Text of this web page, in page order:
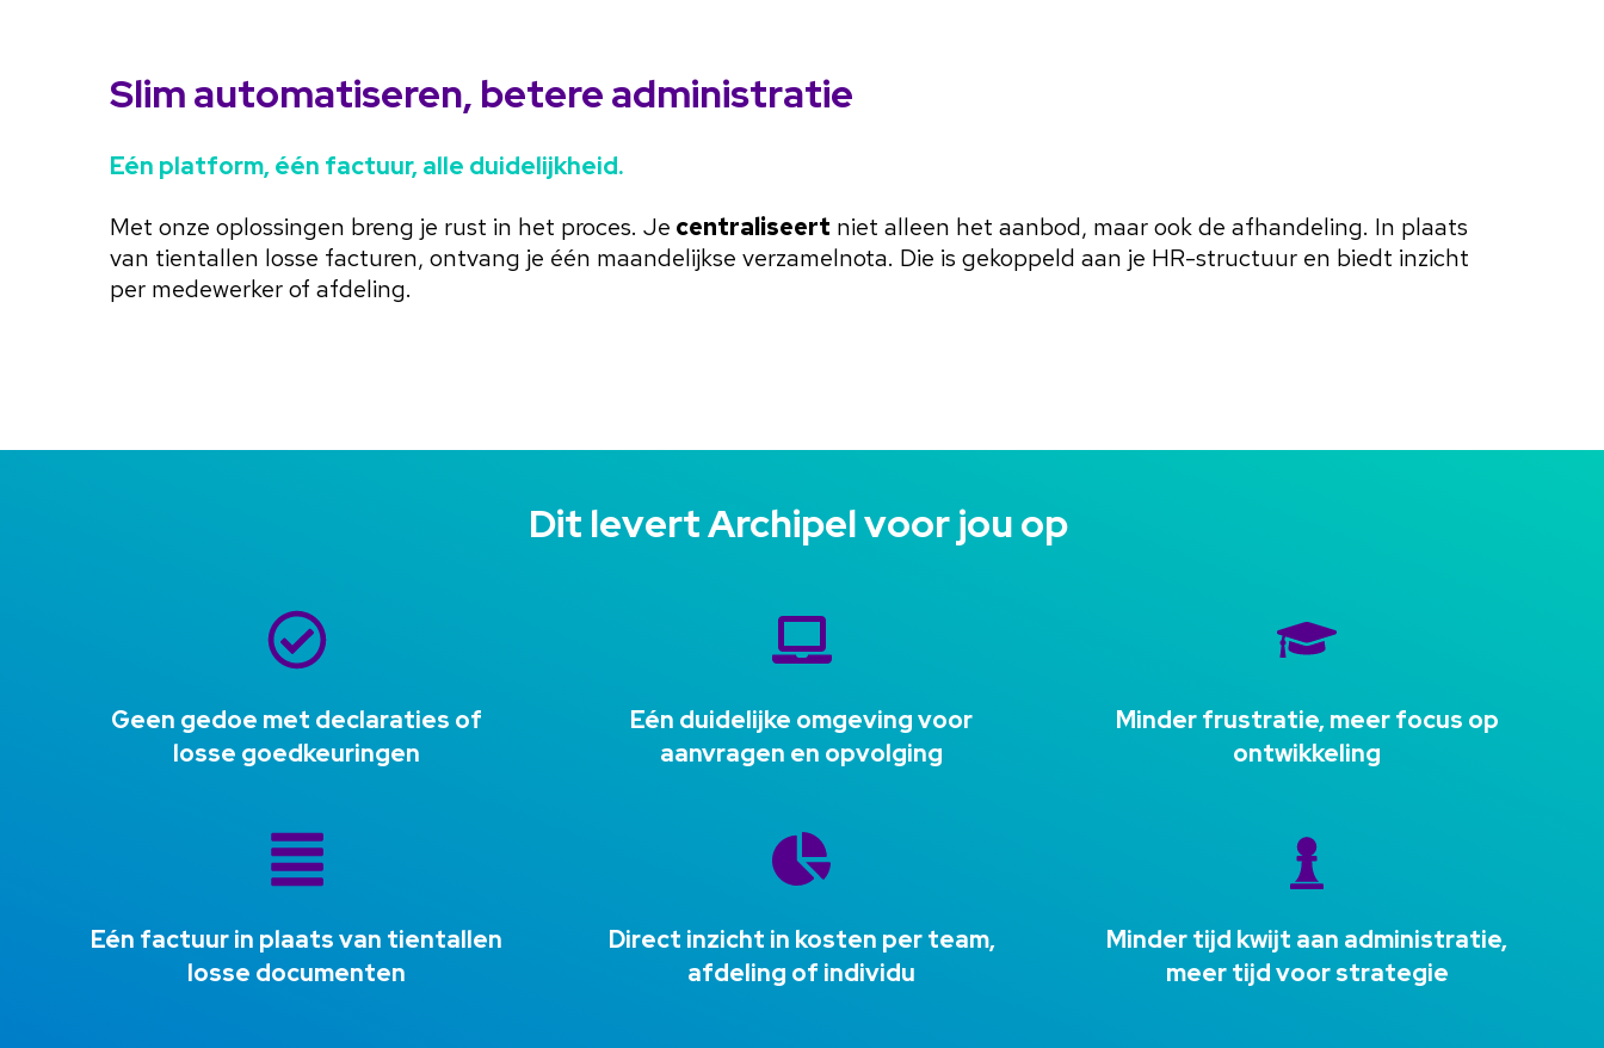
Slim automatiseren, betere administratie
Eén platform, één factuur, alle duidelijkheid.
Met onze oplossingen breng je rust in het proces. Je centraliseert niet alleen het aanbod, maar ook de afhandeling. In plaats
van tientallen losse facturen, ontvang je één maandelijkse verzamelnota. Die is gekoppeld aan je HR-structuur en biedt inzicht
per medewerker of afdeling.
Dit levert Archipel voor jou op
Geen gedoe met declaraties of
losse goedkeuringen
Eén duidelijke omgeving voor
aanvragen en opvolging
Minder frustratie, meer focus op
ontwikkeling
Eén factuur in plaats van tientallen
losse documenten
Direct inzicht in kosten per team,
afdeling of individu
Minder tijd kwijt aan administratie,
meer tijd voor strategie